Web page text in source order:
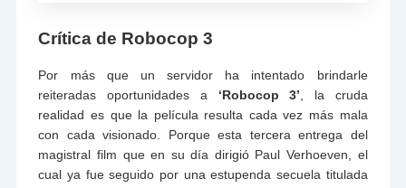
Crítica de Robocop 3
Por más que un servidor ha intentado brindarle
reiteradas oportunidades a ‘Robocop 3’, la cruda
realidad es que la película resulta cada vez más mala
con cada visionado. Porque esta tercera entrega del
magistral film que en su día dirigió Paul Verhoeven, el
cual ya fue seguido por una estupenda secuela titulada